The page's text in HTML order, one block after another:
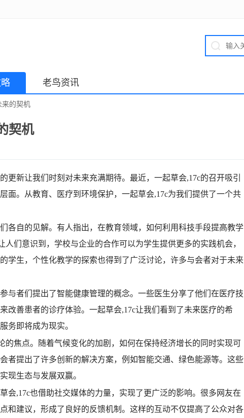
老鸟资讯
来的契机
契机
更新让我们时刻对未来充满期待。最近，一起草会,17c的召开吸引
面。从教育、医疗到环境保护，一起草会,17c为我们提供了一个共
各自的见解。有人指出，在教育领域，如何利用科技手段提高教学
们意识到，学校与企业的合作可以为学生提供更多的实践机会，
学生，个性化教学的探索也得到了广泛讨论，许多与会者对于未来
与者们提出了智能健康管理的概念。一些医生分享了他们在医疗技
改善患者的诊疗体验。一起草会,17c让我们看到了未来医疗的希
务即将成为现实。
的焦点。随着气候变化的加剧，如何在保持经济增长的同时实现可
者提出了许多创新的解决方案，例如智能交通、绿色能源等。这些
现生态与发展双赢。
会,17c也借助社交媒体的力量，实现了更广泛的影响。很多网友在
和建议，形成了良好的反馈机制。这样的互动不仅提高了公众对各